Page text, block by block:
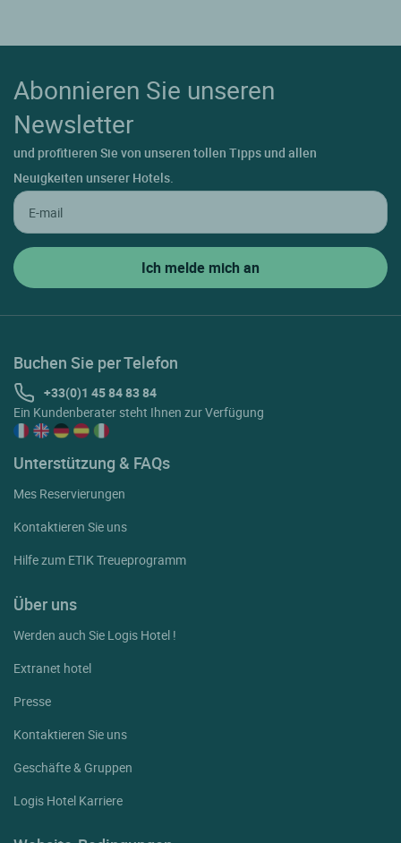
Abonnieren Sie unseren
Newsletter
und profitieren Sie von unseren tollen Tipps und allen
Neuigkeiten unserer Hotels.
Buchen Sie per Telefon
+33(0)1 45 84 83 84
Ein Kundenberater steht Ihnen zur Verfügung
Unterstützung & FAQs
Mes Reservierungen
Kontaktieren Sie uns
Hilfe zum ETIK Treueprogramm
Über uns
Werden auch Sie Logis Hotel !
Extranet hotel
Presse
Kontaktieren Sie uns
Geschäfte & Gruppen
Logis Hotel Karriere